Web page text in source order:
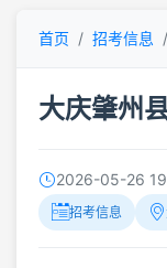
首页 招考信息
大庆肇州
2026-05-26
招考信息